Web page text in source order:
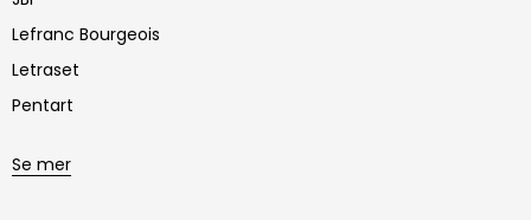
Lefranc Bourgeois
Letraset
Pentart
Se mer